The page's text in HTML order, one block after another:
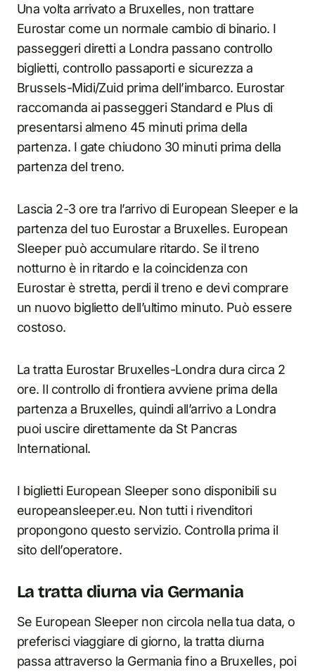
Una volta arrivato a Bruxelles, non trattare
Eurostar come un normale cambio di binario. I
passeggeri diretti a Londra passano controllo
biglietti, controllo passaporti e sicurezza a
Brussels-Midi/Zuid prima dell’imbarco. Eurostar
raccomanda ai passeggeri Standard e Plus di
presentarsi almeno 45 minuti prima della
partenza. I gate chiudono 30 minuti prima della
partenza del treno.
Lascia 2-3 ore tra l’arrivo di European Sleeper e la
partenza del tuo Eurostar a Bruxelles. European
Sleeper può accumulare ritardo. Se il treno
notturno è in ritardo e la coincidenza con
Eurostar è stretta, perdi il treno e devi comprare
un nuovo biglietto dell’ultimo minuto. Può essere
costoso.
La tratta Eurostar Bruxelles-Londra dura circa 2
ore. Il controllo di frontiera avviene prima della
partenza a Bruxelles, quindi all’arrivo a Londra
puoi uscire direttamente da St Pancras
International.
I biglietti European Sleeper sono disponibili su
europeansleeper.eu. Non tutti i rivenditori
propongono questo servizio. Controlla prima il
sito dell’operatore.
La tratta diurna via Germania
Se European Sleeper non circola nella tua data, o
preferisci viaggiare di giorno, la tratta diurna
passa attraverso la Germania fino a Bruxelles, poi